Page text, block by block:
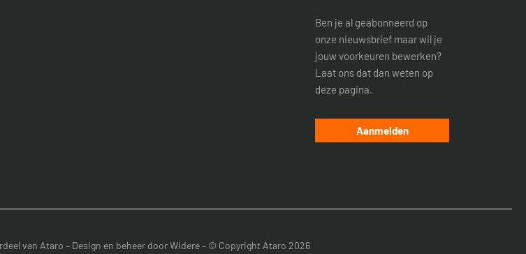
Ben je al geabonneerd op
onze nieuwsbrief maar wil je
jouw voorkeuren bewerken?
Laat ons dat dan weten op
deze pagina.
van Ataro – Design en beheer doorWidere– © Copyright Ataro 2026